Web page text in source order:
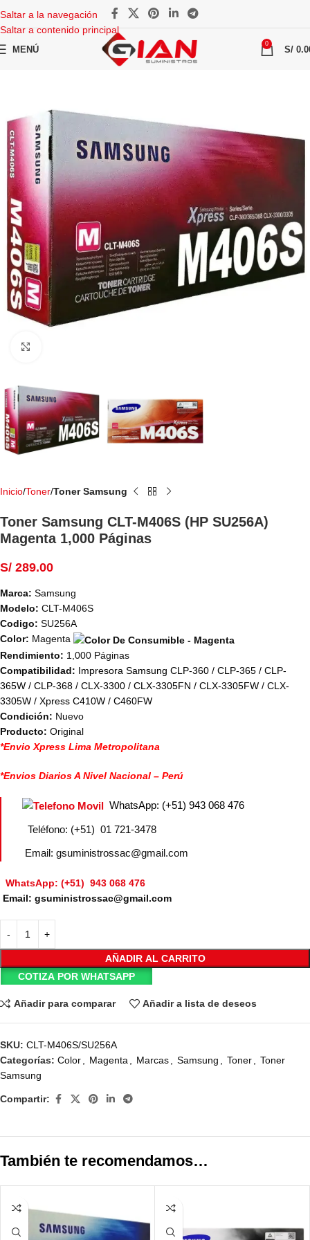
Saltar a la navegación
Saltar a contenido principal
MENÚ
0
S/
Inicio Toner Toner Samsung
Toner Samsung CLT-M406S (HP SU256A)
Magenta 1,000 Páginas
S/ 289.00
Marca: Samsung
Modelo: CLT-M406S
Codigo: SU256A
Color: Magenta
Rendimiento: 1,000 Páginas
Compatibilidad: Impresora Samsung CLP-360 / CLP-365 / CLP-
365W / CLP-368 / CLX-3300 / CLX-3305FN / CLX-3305FW / CLX-
3305W / Xpress C410W / C460FW
Condición: Nuevo
Producto: Original
*Envio Xpress Lima Metropolitana
*Envios Diarios A Nivel Nacional – Perú
WhatsApp: (+51) 943 068 476
Teléfono: (+51) 01 721-3478
Email: gsuministrossac@gmail.com
WhatsApp: (+51) 943 068 476
Email: gsuministrossac@gmail.com
AÑADIR AL CARRITO
COTIZA POR WHATSAPP
Añadir para comparar Añadir a lista de deseos
SKU: CLT-M406S/SU256A
Categorías: Color Magenta Marcas Samsung Toner
Toner
Samsung
Compartir:
También te recomendamos…